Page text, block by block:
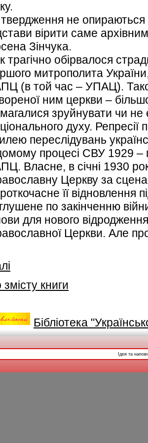
твердження не опираються
вірити саме
Зінчука.
трагічно обірвалося
митрополита
(в той час – УПАЦ).
ним церкви –
зруйнувати чи
духу.
переслідувань
процесі СВУ 1929 –
Власне, в січні 1930
Церкву за
її відновлення
по закінченню
для нового
Церкви. Але
книги
Бібліотека
Ідея та